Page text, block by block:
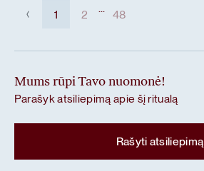
1 2 ... 48
Mums rūpi Tavo nuomonė!
Parašyk atsiliepimą apie šį ritualą
Rašyti atsiliepimą